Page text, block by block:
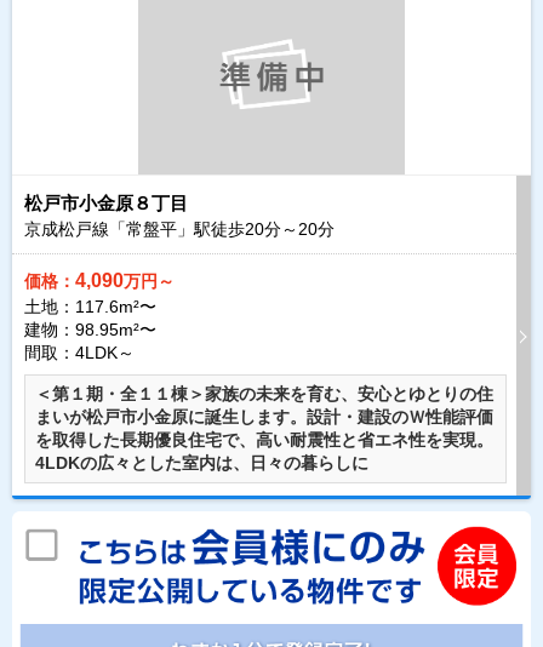
松戸市小金原８丁目
京成松戸線「常盤平」駅徒歩20分～ 20分
価格： 4,090万円～
土地：117.6m²〜
建物：98.95m²〜
間取：4LDK～
＜第１期・全１１棟＞家族の未来を育む、安心とゆとりの住
まいが松戸市小金原に誕生します。設計・建設のＷ性能評価
を取得した長期優良住宅で、高い耐震性と省エネ性を実現。
4LDKの広々とした室内は、日々の暮らしに